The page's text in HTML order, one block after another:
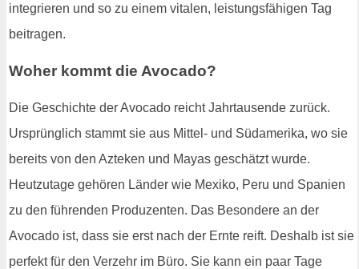
integrieren und so zu einem vitalen, leistungsfähigen Tag
beitragen.
Woher kommt die Avocado?
Die Geschichte der Avocado reicht Jahrtausende zurück.
Ursprünglich stammt sie aus Mittel- und Südamerika, wo sie
bereits von den Azteken und Mayas geschätzt wurde.
Heutzutage gehören Länder wie Mexiko, Peru und Spanien
zu den führenden Produzenten. Das Besondere an der
Avocado ist, dass sie erst nach der Ernte reift. Deshalb ist sie
perfekt für den Verzehr im Büro. Sie kann ein paar Tage